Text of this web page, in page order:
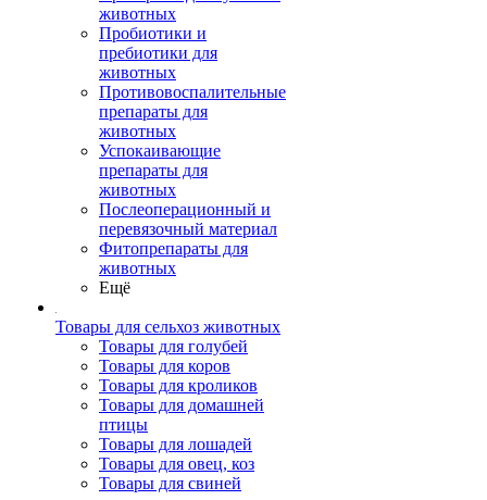
животных
Пробиотики и
пребиотики для
животных
Противовоспалительные
препараты для
животных
Успокаивающие
препараты для
животных
Послеоперационный и
перевязочный материал
Фитопрепараты для
животных
Ещё
Товары для сельхоз животных
Товары для голубей
Товары для коров
Товары для кроликов
Товары для домашней
птицы
Товары для лошадей
Товары для овец, коз
Товары для свиней